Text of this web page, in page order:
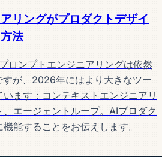
リングがプロダクトデザイ
法
ロンプトエンジニアリングは依然
すが、2026年にはより大きなツー
ます：コンテキストエンジニアリ
エージェントループ。AIプロダク
能することをお伝えします。